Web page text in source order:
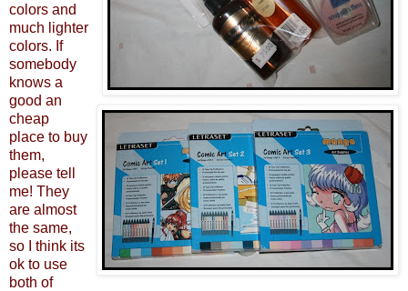
colors and
much lighter
colors. If
somebody
knows a
good an
cheap
place to buy
them,
please tell
me! They
are almost
the same,
so I think its
ok to use
both of